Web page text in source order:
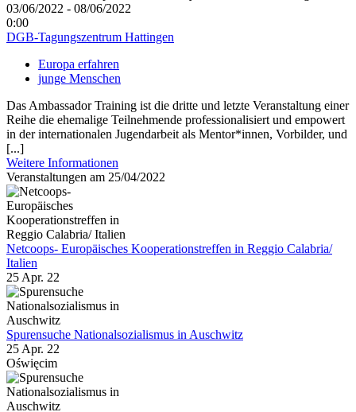
03/06/2022 - 08/06/2022
0:00
DGB-Tagungszentrum Hattingen
Europa erfahren
junge Menschen
Das Ambassador Training ist die dritte und letzte Veranstaltung einer
Reihe die ehemalige Teilnehmende professionalisiert und empowert
in der internationalen Jugendarbeit als Mentor*innen, Vorbilder, und
[...]
Weitere Informationen
Veranstaltungen am 25/04/2022
Netcoops- Europäisches Kooperationstreffen in Reggio Calabria/
Italien
25 Apr. 22
Spurensuche Nationalsozialismus in Auschwitz
25 Apr. 22
Oświęcim